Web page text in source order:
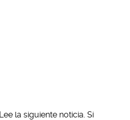
la siguiente noticia. Si